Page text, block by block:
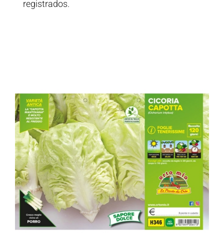
registrados.